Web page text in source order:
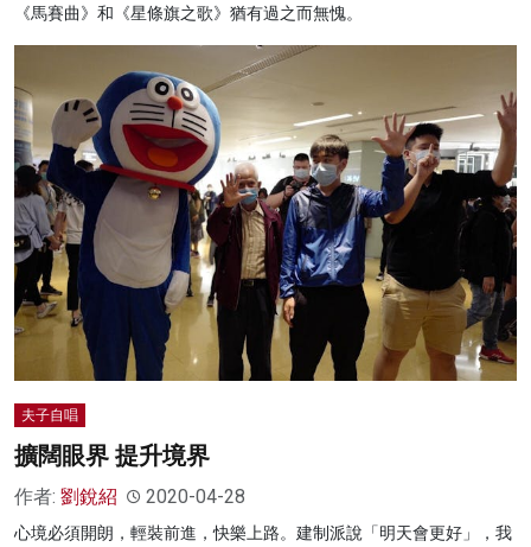
《馬賽曲》和《星條旗之歌》猶有過之而無愧。
夫子自唱
擴闊眼界 提升境界
作者: 劉銳紹 2020-04-28
心境必須開朗，輕裝前進，快樂上路。建制派說「明天會更好」，我